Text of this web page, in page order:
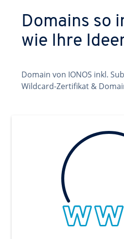
Domains so
wie Ihre
Domain von IONOS inkl.
Wildcard-Zertifikat &